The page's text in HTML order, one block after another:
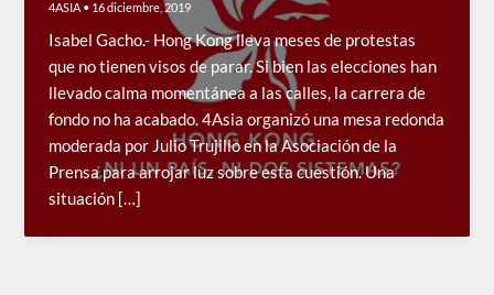
4ASIA • 16 diciembre, 2019
Isabel Gacho.- Hong Kong lleva meses de protestas
que no tienen visos de parar. Si bien las elecciones han
llevado calma momentánea a las calles, la carrera de
fondo no ha acabado. 4Asia organizó una mesa redonda
moderada por Julio Trujillo en la Asociación de la
Prensa para arrojar luz sobre esta cuestión. Una
situación […]